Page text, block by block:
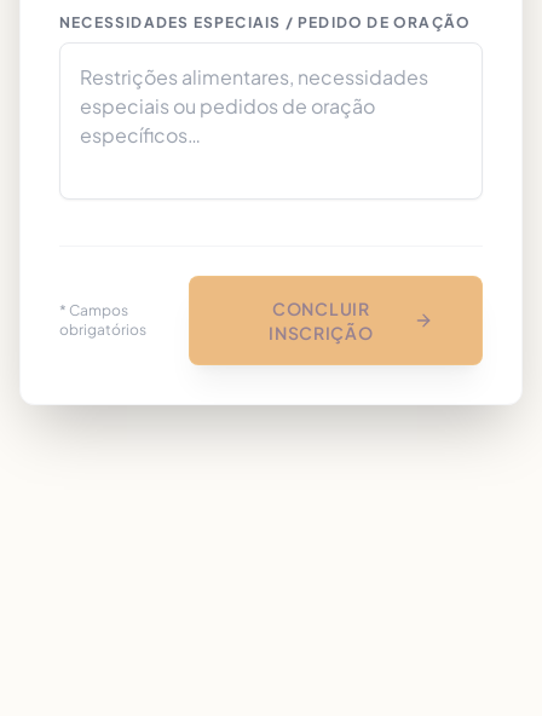
NECESSIDADES ESPECIAIS / PEDIDO DE ORAÇÃO
* Campos
obrigatórios
CONCLUIR
INSCRIÇÃO